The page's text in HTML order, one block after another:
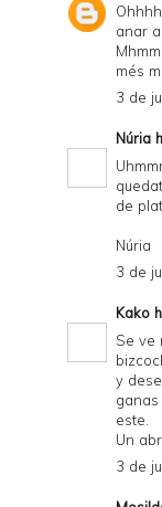
anar
més
3 de
Núria
de
Núria
3 de
Kako
Se ve
y
este.
Un
3 de